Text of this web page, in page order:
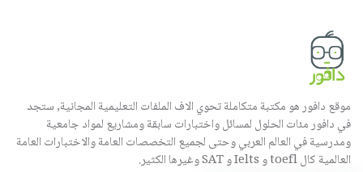
موقع دافور هو مكتبة متكاملة تحوي الاف الملفات التعليمية المجانية, ستجد
في دافور مئات الحلول لمسائل واختبارات سابقة ومشاريع لمواد جامعية
ومدرسية في العالم العربي وحتى لجميع التخصصات العامة والاختبارات العامة
العالمية كال toefl و Ielts و SAT وغيرها الكثير.